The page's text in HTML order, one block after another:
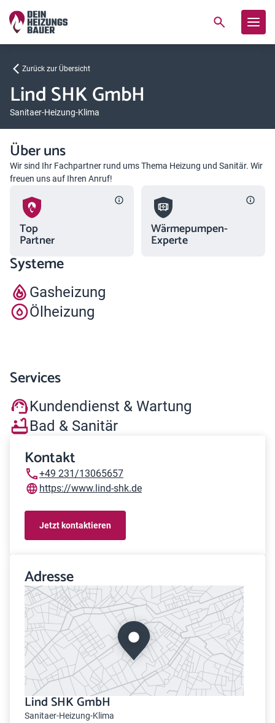
Zurück zur Übersicht
Lind SHK GmbH
Sanitaer-Heizung-Klima
Über uns
Wir sind Ihr Fachpartner rund ums Thema Heizung und Sanitär. Wir
freuen uns auf Ihren Anruf!
Top
Partner
Wärmepumpen-
Experte
Systeme
Gasheizung
Ölheizung
Services
Kundendienst & Wartung
Bad & Sanitär
Kontakt
+49 231/13065657
https://www.lind-shk.de
Jetzt kontaktieren
Adresse
Lind SHK GmbH
Sanitaer-Heizung-Klima